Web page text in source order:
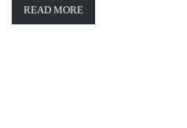
READ MORE